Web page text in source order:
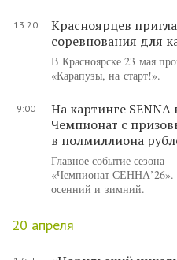
13:20
Красноярцев
соревнования для
В Красноярске 23 мая
«Карапузы, на старт!».
9:00
На картинге
Чемпионат с
в полмиллиона
Главное событие сезона
«Чемпионат СЕННА’26».
осенний и зимний.
20 апреля